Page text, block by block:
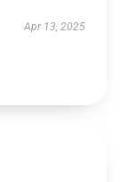
Apr 13, 2025